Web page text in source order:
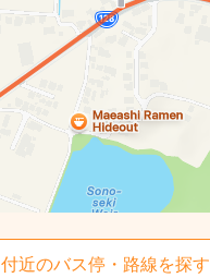
付近のバス停・路線を探す